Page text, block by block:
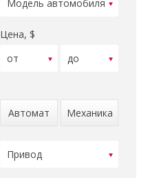
Цена, $
Автомат
Механика